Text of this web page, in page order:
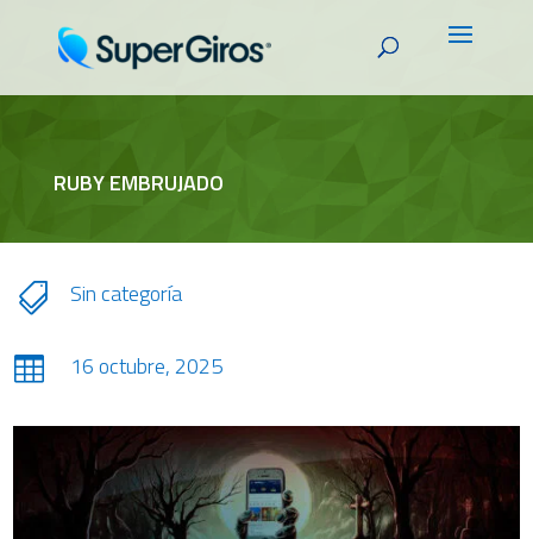
RUBY EMBRUJADO
 Sin categoría
 16 octubre, 2025